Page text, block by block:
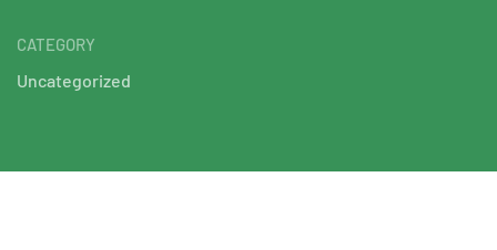
CATEGORY
Uncategorized